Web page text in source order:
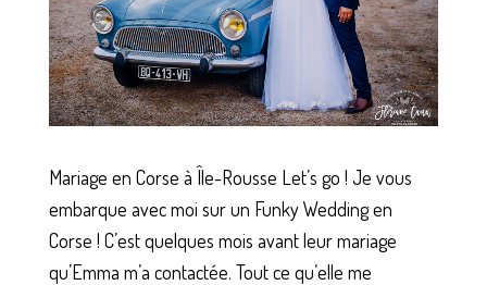
Mariage en Corse à Île-Rousse Let’s go ! Je vous
embarque avec moi sur un Funky Wedding en
Corse ! C’est quelques mois avant leur mariage
qu’Emma m’a contactée. Tout ce qu’elle me